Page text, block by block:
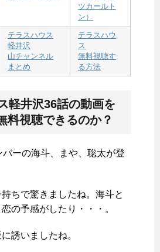
ツカールト
ン）
テラスハウス
軽井沢
山チャンネル
まとめ
テラスハウ
ス
無料視聴す
る方法
軽井沢36話の動画を
料視聴できるのか？
ーの海斗、まや、聡太が登
ちで驚きましたね。海斗と
の予感がしたり・・・。
誘いましたね。